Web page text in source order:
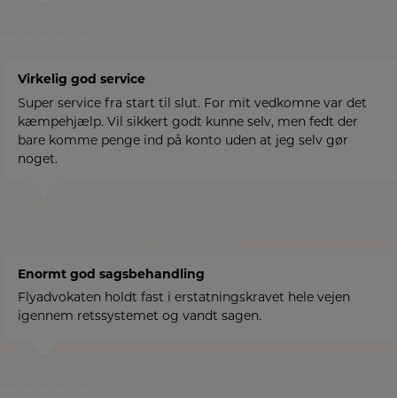
Virkelig god service
Super service fra start til slut. For mit vedkomne var det
kæmpehjælp. Vil sikkert godt kunne selv, men fedt der
bare komme penge ind på konto uden at jeg selv gør
noget.
Enormt god sagsbehandling
Flyadvokaten holdt fast i erstatningskravet hele vejen
igennem retssystemet og vandt sagen.